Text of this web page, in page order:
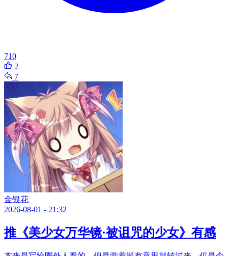
710
2
7
金银花
2026-08-01 - 21:32
推《美少女万华镜·被诅咒的少女》有感